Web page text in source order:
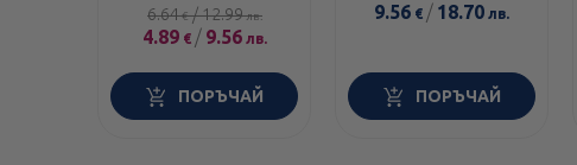
6.64€ /12.99лв.
4.89€ / 9.56лв.
ПОРЪЧАЙ
9.56 € / 18.70 лв.
ПОРЪЧАЙ